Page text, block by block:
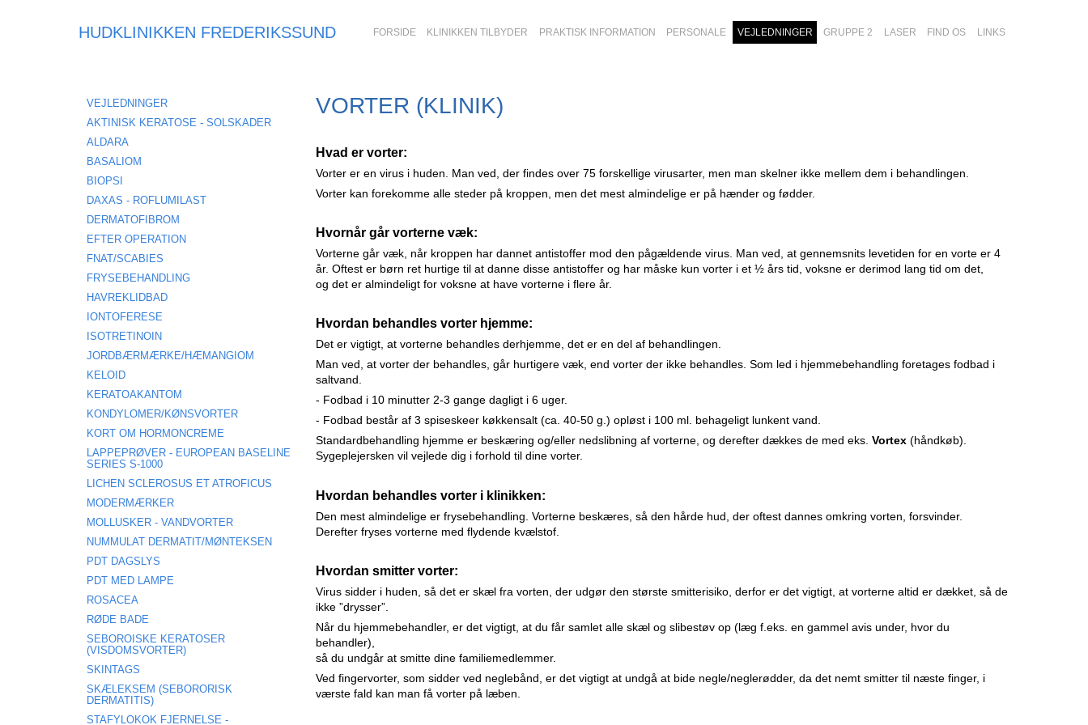
HUDKLINIKKEN FREDERIKSSUND FORSIDE KLINIKKEN TILBYDER PRAKTISK INFORMATION PERSONALE VEJLEDNINGER GRUPPE 2 LASER FIND OS LINKS
VEJLEDNINGER
AKTINISK KERATOSE - SOLSKADER
ALDARA
BASALIOM
BIOPSI
DAXAS - ROFLUMILAST
DERMATOFIBROM
EFTER OPERATION
FNAT/SCABIES
FRYSEBEHANDLING
HAVREKLIDBAD
IONTOFERESE
ISOTRETINOIN
JORDBÆRMÆRKE/HÆMANGIOM
KELOID
KERATOAKANTOM
KONDYLOMER/KØNSVORTER
KORT OM HORMONCREME
LAPPEPRØVER - EUROPEAN BASELINE
SERIES S-1000
LICHEN SCLEROSUS ET ATROFICUS
MODERMÆRKER
MOLLUSKER - VANDVORTER
NUMMULAT DERMATIT/MØNTEKSEN
PDT DAGSLYS
PDT MED LAMPE
ROSACEA
RØDE BADE
SEBOROISKE KERATOSER
(VISDOMSVORTER)
SKINTAGS
SKÆLEKSEM (SEBORORISK
DERMATITIS)
STAFYLOKOK FJERNELSE -
VORTER (KLINIK)
Hvad er vorter:
Vorter er en virus i huden. Man ved, der findes over 75 forskellige virusarter, men man skelner ikke mellem dem i behandlingen.
Vorter kan forekomme alle steder på kroppen, men det mest almindelige er på hænder og fødder.
Hvornår går vorterne væk:
Vorterne går væk, når kroppen har dannet antistoffer mod den pågældende virus. Man ved, at gennemsnits levetiden for en vorte er 4
år. Oftest er børn ret hurtige til at danne disse antistoffer og har måske kun vorter i et ½ års tid, voksne er derimod lang tid om det,
og det er almindeligt for voksne at have vorterne i flere år.
Hvordan behandles vorter hjemme:
Det er vigtigt, at vorterne behandles derhjemme, det er en del af behandlingen.
Man ved, at vorter der behandles, går hurtigere væk, end vorter der ikke behandles. Som led i hjemmebehandling foretages fodbad i
saltvand.
- Fodbad i 10 minutter 2-3 gange dagligt i 6 uger.
- Fodbad består af 3 spiseskeer køkkensalt (ca. 40-50 g.) opløst i 100 ml. behageligt lunkent vand.
Standardbehandling hjemme er beskæring og/eller nedslibning af vorterne, og derefter dækkes de med eks. Vortex (håndkøb).
Sygeplejersken vil vejlede dig i forhold til dine vorter.
Hvordan behandles vorter i klinikken:
Den mest almindelige er frysebehandling. Vorterne beskæres, så den hårde hud, der oftest dannes omkring vorten, forsvinder.
Derefter fryses vorterne med flydende kvælstof.
Hvordan smitter vorter:
Virus sidder i huden, så det er skæl fra vorten, der udgør den største smitterisiko, derfor er det vigtigt, at vorterne altid er dækket, så de
ikke ”drysser”.
Når du hjemmebehandler, er det vigtigt, at du får samlet alle skæl og slibestøv op (læg f.eks. en gammel avis under, hvor du
behandler),
så du undgår at smitte dine familiemedlemmer.
Ved fingervorter, som sidder ved neglebånd, er det vigtigt at undgå at bide negle/neglerødder, da det nemt smitter til næste finger, i
værste fald kan man få vorter på læben.